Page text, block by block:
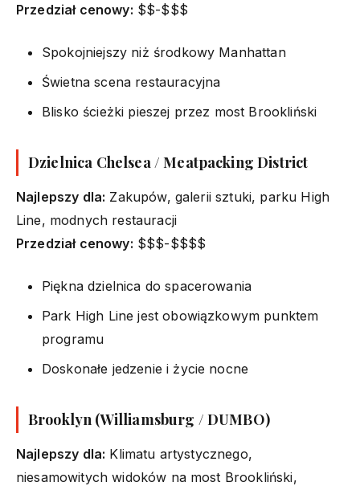
Przedział cenowy: $$-$$$
Spokojniejszy niż środkowy Manhattan
Świetna scena restauracyjna
Blisko ścieżki pieszej przez most Brookliński
Dzielnica Chelsea / Meatpacking District
Najlepszy dla: Zakupów, galerii sztuki, parku High
Line, modnych restauracji
Przedział cenowy: $$$-$$$$
Piękna dzielnica do spacerowania
Park High Line jest obowiązkowym punktem
programu
Doskonałe jedzenie i życie nocne
Brooklyn (Williamsburg / DUMBO)
Najlepszy dla: Klimatu artystycznego,
niesamowitych widoków na most Brookliński,